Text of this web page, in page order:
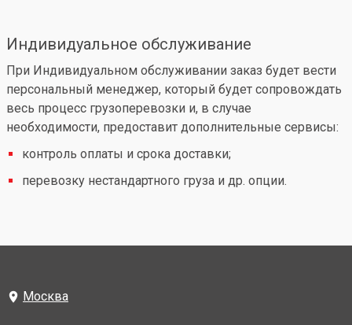
Индивидуальное обслуживание
При Индивидуальном обслуживании заказ будет вести
персональный менеджер, который будет сопровождать
весь процесс грузоперевозки и, в случае
необходимости, предоставит дополнительные сервисы:
контроль оплаты и срока доставки;
перевозку нестандартного груза и др. опции.
Москва